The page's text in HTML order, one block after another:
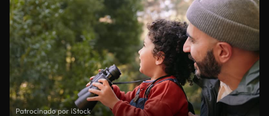
Patrocinado por iStock